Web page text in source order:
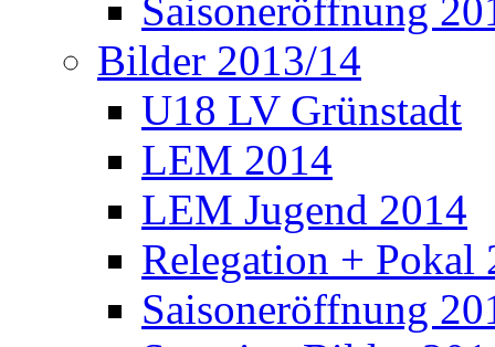
Saisoneröffnung
Bilder 2013/14
U18 LV Grünstadt
LEM 2014
LEM Jugend 2014
Relegation + Pokal
Saisoneröffnung